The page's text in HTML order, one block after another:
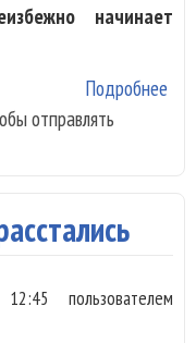
начинает
Подробнее
отправлять
пользователем